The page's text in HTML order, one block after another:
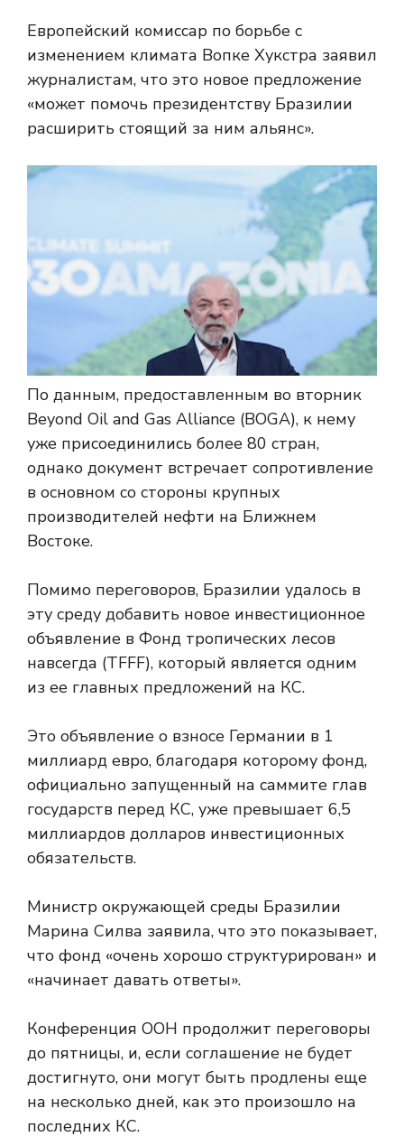
Европейский комиссар по борьбе с
изменением климата Вопке Хукстра заявил
журналистам, что это новое предложение
«может помочь президентству Бразилии
расширить стоящий за ним альянс».
По данным, предоставленным во вторник
Beyond Oil and Gas Alliance (BOGA), к нему
уже присоединились более 80 стран,
однако документ встречает сопротивление
в основном со стороны крупных
производителей нефти на Ближнем
Востоке.
Помимо переговоров, Бразилии удалось в
эту среду добавить новое инвестиционное
объявление в Фонд тропических лесов
навсегда (TFFF), который является одним
из ее главных предложений на КС.
Это объявление о взносе Германии в 1
миллиард евро, благодаря которому фонд,
официально запущенный на саммите глав
государств перед КС, уже превышает 6,5
миллиардов долларов инвестиционных
обязательств.
Министр окружающей среды Бразилии
Марина Силва заявила, что это показывает,
что фонд «очень хорошо структурирован» и
«начинает давать ответы».
Конференция ООН продолжит переговоры
до пятницы, и, если соглашение не будет
достигнуто, они могут быть продлены еще
на несколько дней, как это произошло на
последних КС.